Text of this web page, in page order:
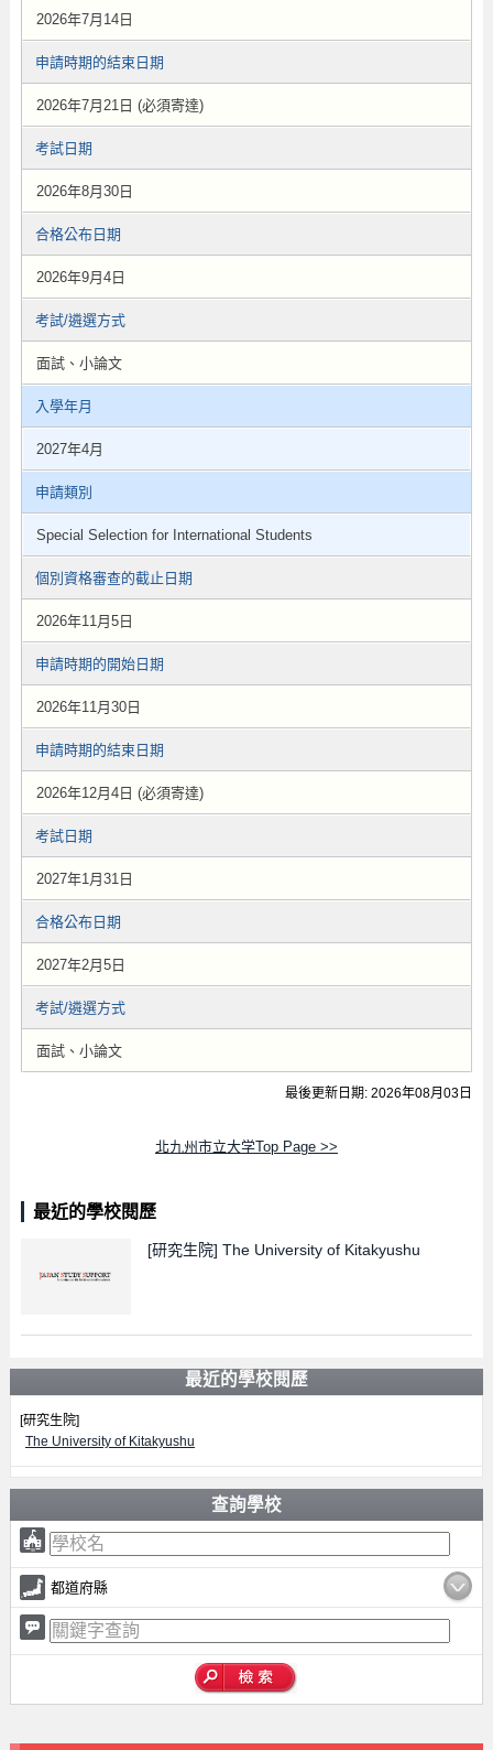
2026年7月14日
申請時期的結束日期
2026年7月21日 (必須寄達)
考試日期
2026年8月30日
合格公布日期
2026年9月4日
考試/遴選方式
面試、小論文
入學年月
2027年4月
申請類別
Special Selection for International Students
個別資格審查的截止日期
2026年11月5日
申請時期的開始日期
2026年11月30日
申請時期的結束日期
2026年12月4日 (必須寄達)
考試日期
2027年1月31日
合格公布日期
2027年2月5日
考試/遴選方式
面試、小論文
最後更新日期: 2026年08月03日
北九州市立大学Top Page >>
最近的學校閱歷
[研究生院] The University of Kitakyushu
最近的學校閱歷
[研究生院]
The University of Kitakyushu
查詢學校
都道府縣